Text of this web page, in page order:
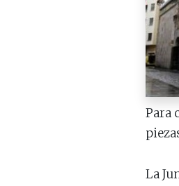
Para
La